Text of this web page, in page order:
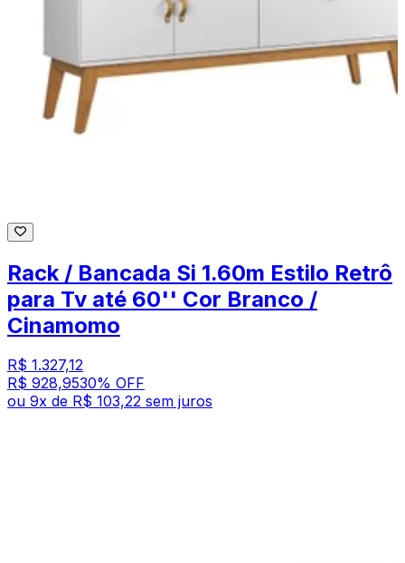
Rack / Bancada Si 1.60m Estilo Retrô
para Tv até 60'' Cor Branco /
Cinamomo
R$ 1.327,12
R$ 928,9530% OFF
ou 9x de R$ 103,22 sem juros